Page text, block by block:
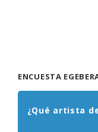
ENCUESTA
¿Qué artista